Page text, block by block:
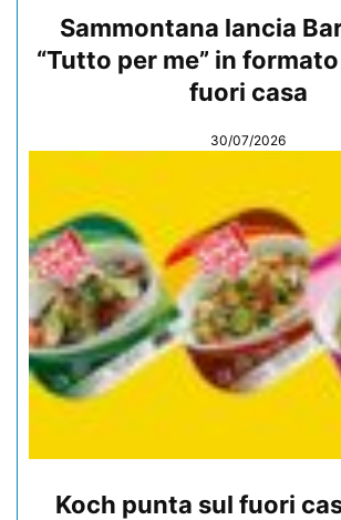
Sammontana lancia
“Tutto per me” in
fuori casa
30/07/2026
Koch punta sul fuori